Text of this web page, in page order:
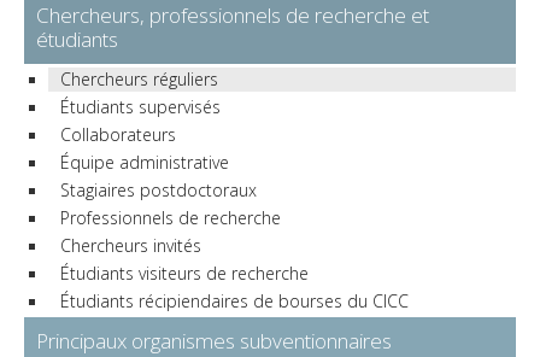
Chercheurs, professionnels de recherche et
étudiants
Chercheurs réguliers
Étudiants supervisés
Collaborateurs
Équipe administrative
Stagiaires postdoctoraux
Professionnels de recherche
Chercheurs invités
Étudiants visiteurs de recherche
Étudiants récipiendaires de bourses du CICC
Principaux organismes subventionnaires